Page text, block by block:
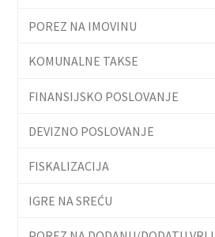
POREZ NA IMOVINU
KOMUNALNE TAKSE
FINANSIJSKO POSLOVANJE
DEVIZNO POSLOVANJE
FISKALIZACIJA
IGRE NA SREĆU